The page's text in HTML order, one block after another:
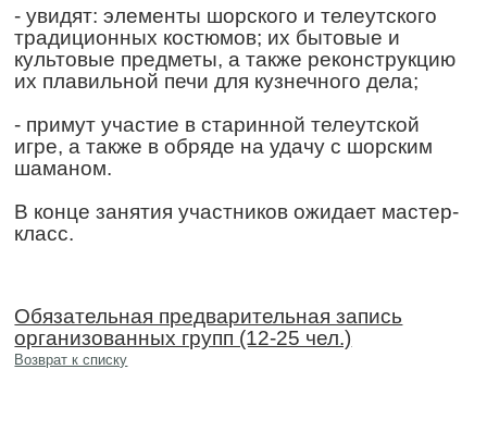
- увидят: элементы шорского и телеутского
традиционных костюмов; их бытовые и
культовые предметы, а также реконструкцию
их плавильной печи для кузнечного дела;
- примут участие в старинной телеутской
игре, а также в обряде на удачу с шорским
шаманом.
В конце занятия участников ожидает мастер-
класс.
Обязательная предварительная запись
организованных групп (12-25 чел.)
Возврат к списку